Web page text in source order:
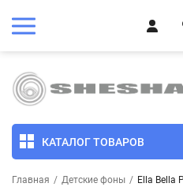
КАТАЛОГ ТОВАРОВ
Главная / Детские фоны / Ella Bella